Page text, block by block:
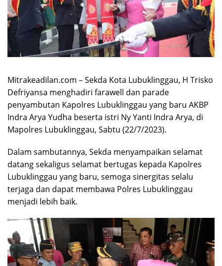
Mitrakeadilan.com – Sekda Kota Lubuklinggau, H Trisko
Defriyansa menghadiri farawell dan parade
penyambutan Kapolres Lubuklinggau yang baru AKBP
Indra Arya Yudha beserta istri Ny Yanti Indra Arya, di
Mapolres Lubuklinggau, Sabtu (22/7/2023).
Dalam sambutannya, Sekda menyampaikan selamat
datang sekaligus selamat bertugas kepada Kapolres
Lubuklinggau yang baru, semoga sinergitas selalu
terjaga dan dapat membawa Polres Lubuklinggau
menjadi lebih baik.